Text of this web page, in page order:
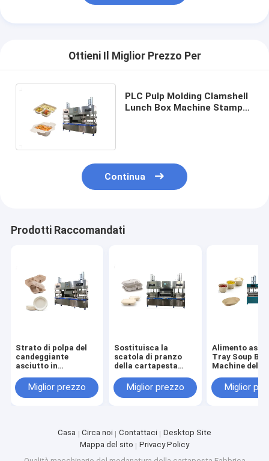
Ottieni Il Miglior Prezzo Per
PLC Pulp Molding Clamshell
Lunch Box Machine Stampo
Continua
Prodotti Raccomandati
Strato di polpa del
candeggiante
asciutto in
formatura per fare il
contenitore
Miglior prezzo
Sostituisca la
scatola di pranzo
della cartapesta
forma la macchina
Miglior prezzo
Alimento
Tray Soup
Machine della
Miglior
Casa Circa noi Contattaci
Desktop Site
Mappa del sito
Privacy Policy